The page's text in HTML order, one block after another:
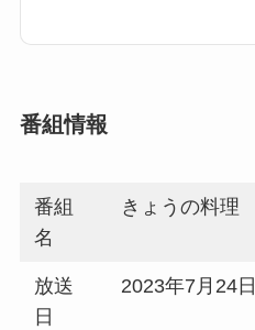
番組情報
番組
名
きょうの料理
放送
日
2023年7月24日